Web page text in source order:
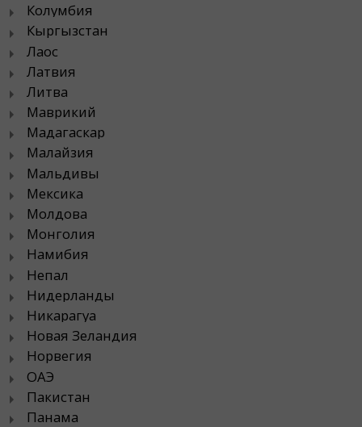
Колумбия
Кыргызстан
Лаос
Латвия
Литва
Маврикий
Мадагаскар
Малайзия
Мальдивы
Мексика
Молдова
Монголия
Намибия
Непал
Нидерланды
Никарагуа
Новая Зеландия
Норвегия
ОАЭ
Пакистан
Панама